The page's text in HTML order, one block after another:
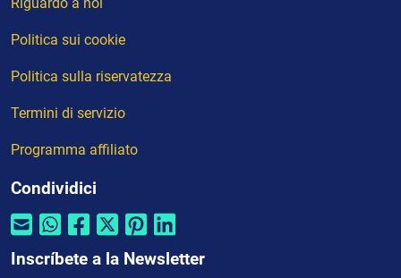
Politica sui cookie
Politica sulla riservatezza
Termini di servizio
Programma affiliato
Condividici
Inscríbete a la Newsletter